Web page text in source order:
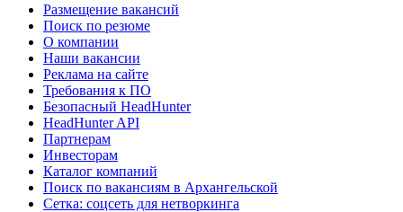
Размещение вакансий
Поиск по резюме
О компании
Наши вакансии
Реклама на сайте
Требования к ПО
Безопасный HeadHunter
HeadHunter API
Партнерам
Инвесторам
Каталог компаний
Поиск по вакансиям в Архангельской
Сетка: соцсеть для нетворкинга